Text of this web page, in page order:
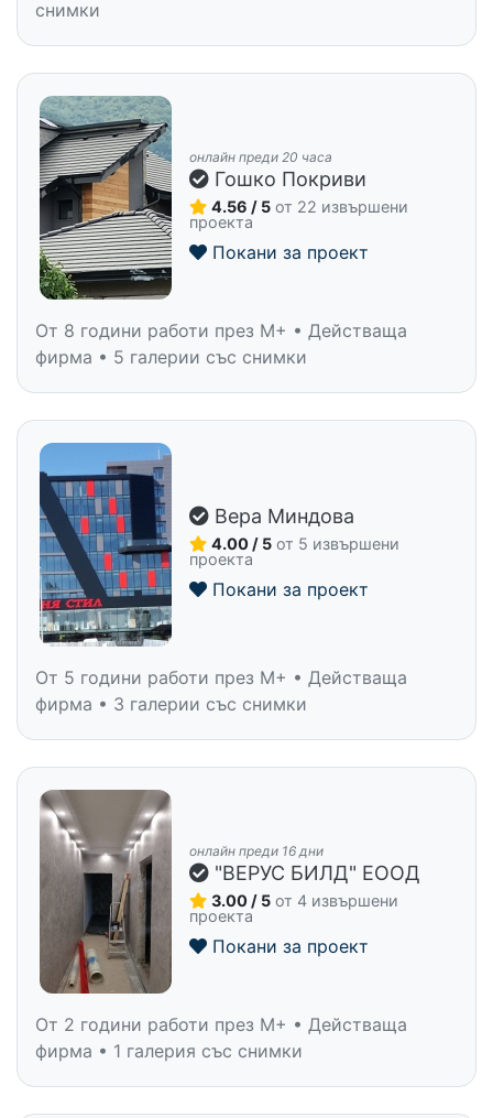
снимки
онлайн преди 20 часа
Гошко Покриви
4.56 / 5 от 22 извършени
проекта
Покани за проект
От 8 години работи през M+ • Действаща
фирма • 5 галерии със снимки
Вера Миндова
4.00 / 5 от 5 извършени
проекта
Покани за проект
От 5 години работи през M+ • Действаща
фирма • 3 галерии със снимки
онлайн преди 16 дни
"ВЕРУС БИЛД" ЕООД
3.00 / 5 от 4 извършени
проекта
Покани за проект
От 2 години работи през M+ • Действаща
фирма • 1 галерия със снимки